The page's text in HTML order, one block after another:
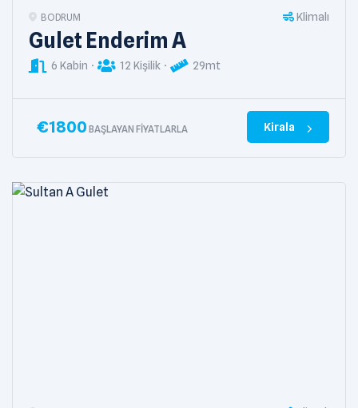
BODRUM Klimalı
Gulet Enderim A
6 Kabin 12 Kişilik 29mt
€1800 BAŞLAYAN FIYATLARLA Kirala